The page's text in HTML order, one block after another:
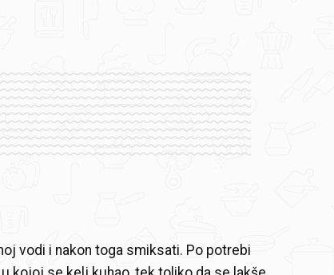
vodi i nakon toga smiksati. Po potrebi